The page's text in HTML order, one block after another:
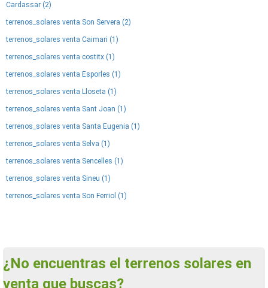
Cardassar (2)
terrenos_solares venta Son Servera (2)
terrenos_solares venta Caimari (1)
terrenos_solares venta costitx (1)
terrenos_solares venta Esporles (1)
terrenos_solares venta Lloseta (1)
terrenos_solares venta Sant Joan (1)
terrenos_solares venta Santa Eugenia (1)
terrenos_solares venta Selva (1)
terrenos_solares venta Sencelles (1)
terrenos_solares venta Sineu (1)
terrenos_solares venta Son Ferriol (1)
¿No encuentras el terrenos solares en
venta que buscas?